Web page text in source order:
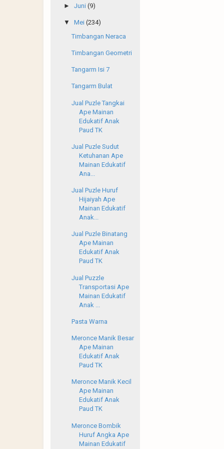
► Juni (9)
▼ Mei (234)
Timbangan Neraca
Timbangan Geometri
Tangarm Isi 7
Tangarm Bulat
Jual Puzle Tangkai
Ape Mainan
Edukatif Anak
Paud TK
Jual Puzle Sudut
Ketuhanan Ape
Mainan Edukatif
Ana...
Jual Puzle Huruf
Hijaiyah Ape
Mainan Edukatif
Anak...
Jual Puzle Binatang
Ape Mainan
Edukatif Anak
Paud TK
Jual Puzzle
Transportasi Ape
Mainan Edukatif
Anak ...
Pasta Warna
Meronce Manik Besar
Ape Mainan
Edukatif Anak
Paud TK
Meronce Manik Kecil
Ape Mainan
Edukatif Anak
Paud TK
Meronce Bombik
Huruf Angka Ape
Mainan Edukatif